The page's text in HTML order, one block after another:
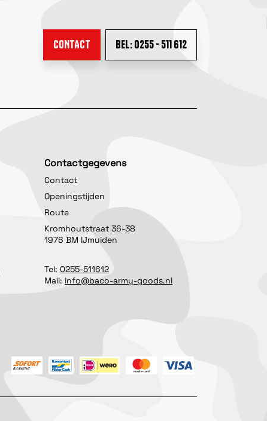
CONTACT BEL: 0255 - 511 612
Contactgegevens
Contact
Openingstijden
Route
Kromhoutstraat 36-38
1976 BM IJmuiden
Tel: 0255-511612
Mail: info@baco-army-goods.nl